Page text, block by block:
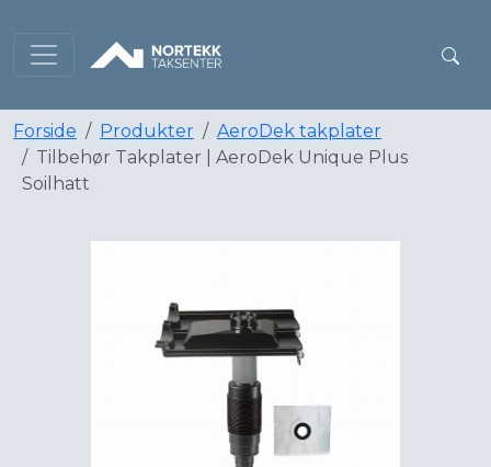
Forside Produkter
AeroDek takplater
Tilbehør Takplater | AeroDek Unique Plus
Soilhatt